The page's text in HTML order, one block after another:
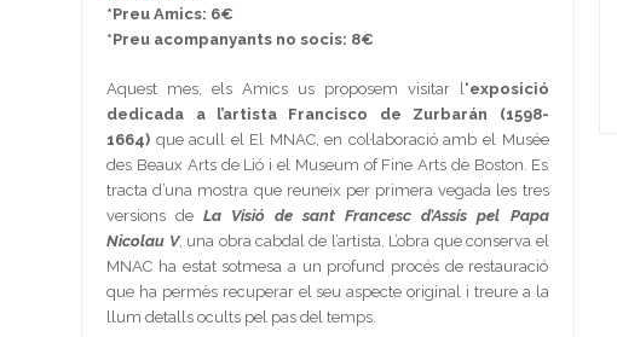
*Preu Amics: 6€
*Preu acompanyants no socis: 8€
Aquest mes, els Amics us proposem visitar l ‘exposició
dedicada a l’artista Francisco de Zurbarán (1598-
1664) que acull el El MNAC, en col·laboració amb el Musée
des Beaux Arts de Lió i el Museum of Fine Arts de Boston. Es
tracta d’una mostra que reuneix per primera vegada les tres
versions deLa Visió de sant Francesc d’Assís pel Papa
Nicolau V, una obra cabdal de l’artista. L’obra que conserva el
MNAC ha estat sotmesa a un profund procés de restauració
que ha permès recuperar el seu aspecte original i treure a la
llum detalls ocults pel pas del temps.